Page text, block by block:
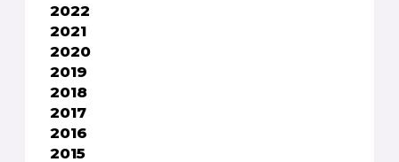
2022
2021
2020
2019
2018
2017
2016
2015